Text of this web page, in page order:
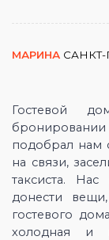
МАРИНА САНКТ-
Гостевой
подобрал нам
на связи,
таксиста.
донести
гостевого
холодная и